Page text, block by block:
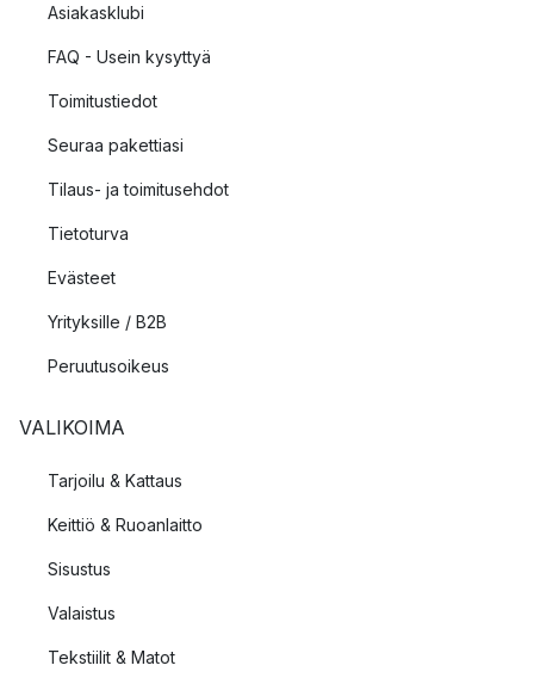
Asiakasklubi
FAQ - Usein kysyttyä
Toimitustiedot
Seuraa pakettiasi
Tilaus- ja toimitusehdot
Tietoturva
Evästeet
Yrityksille / B2B
Peruutusoikeus
VALIKOIMA
Tarjoilu & Kattaus
Keittiö & Ruoanlaitto
Sisustus
Valaistus
Tekstiilit & Matot